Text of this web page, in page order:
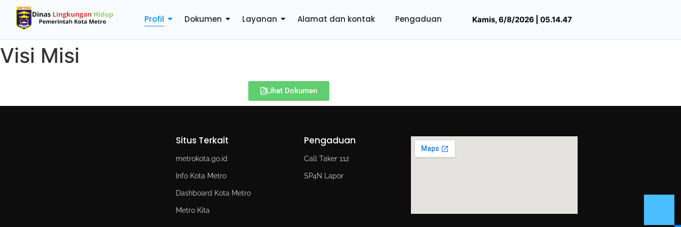
Profil Dokumen Layanan Alamat dan kontak Pengaduan Kamis, 6/8/2026 | 05.14.47
Visi Misi
Lihat Dokumen
Situs Terkait
metrokota.go.id
Info Kota Metro
Dashboard Kota Metro
Metro Kita
Pengaduan
Call Taker 112
SP4N Lapor